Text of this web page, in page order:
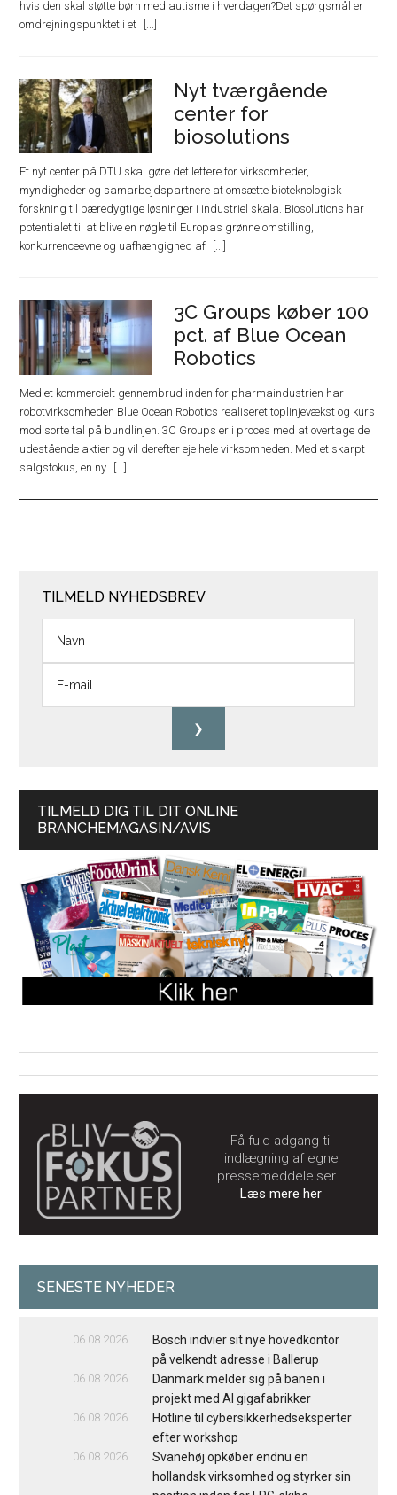
hvis den skal støtte børn med autisme i hverdagen?Det spørgsmål er
omdrejningspunktet i et
Nyt tværgående
center for
biosolutions
Et nyt center på DTU skal gøre det lettere for virksomheder,
myndigheder og samarbejdspartnere at omsætte bioteknologisk
forskning til bæredygtige løsninger i industriel skala. Biosolutions har
potentialet til at blive en nøgle til Europas grønne omstilling,
konkurrenceevne og uafhængighed af
3C Groups køber 100
pct. af Blue Ocean
Robotics
Med et kommercielt gennembrud inden for pharmaindustrien har
robotvirksomheden Blue Ocean Robotics realiseret toplinjevækst og kurs
mod sorte tal på bundlinjen. 3C Groups er i proces med at overtage de
udestående aktier og vil derefter eje hele virksomheden. Med et skarpt
salgsfokus, en ny
TILMELD NYHEDSBREV
TILMELD DIG TIL DIT ONLINE
BRANCHEMAGASIN/AVIS
Få fuld adgang til
indlægning af egne
pressemeddelelser...
Læs mere her
SENESTE NYHEDER
06.08.2026
Bosch indvier sit nye hovedkontor
på velkendt adresse i Ballerup
06.08.2026
Danmark melder sig på banen i
projekt med AI gigafabrikker
06.08.2026
Hotline til cybersikkerhedseksperter
efter workshop
06.08.2026
Svanehøj opkøber endnu en
hollandsk virksomhed og styrker sin